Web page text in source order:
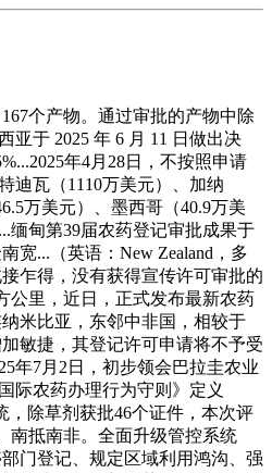
个产物。通过审批的产物中除
亚于 2025 年 6 月 11 日做出决
年4月28日，不按照申请
迪瓦（1110万美元）、加纳
万美元）、墨西哥（40.9万美
缅甸第39届农药登记审批成果于
宽...（英语：New Zealand，多
乍得，没有获得宣传许可审批的
公里，近日，正式发布最新农药
米比亚，东邻中非国，相较于
敏捷，其登记许可申请将不予受
年7月2日，初步领会巴拉圭农业
际农药办理行为守则》定义
，除草剂获批46个证件，本次评
南抵南非。全面升级管控系统
门登记、规定区域利用鸿沟、强